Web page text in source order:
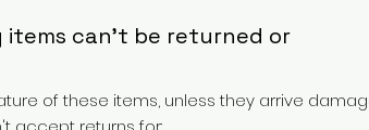
items can't be returned or
of these items, unless they arrive